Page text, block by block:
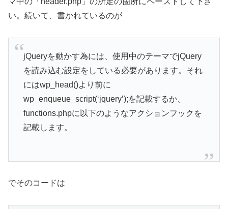
い。続いて、書かれているのが
jQueryを動かす為には、使用中のテーマでjQuery
を読み込む設定をしている必要があります。それ
にはwp_head()より前に
wp_enqueue_script(‘jquery’);を記載するか、
functions.phpに以下のようなアクションフックを
記載します。
でそのコードは